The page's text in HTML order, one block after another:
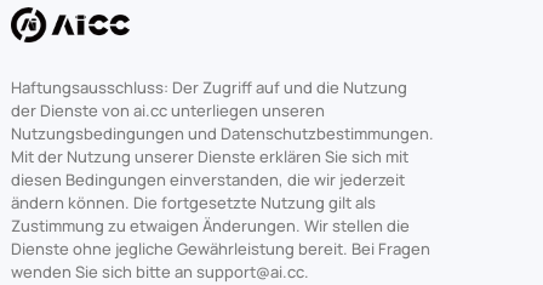
Haftungsausschluss: Der Zugriff auf und die Nutzung
der Dienste von ai.cc unterliegen unseren
Nutzungsbedingungen und Datenschutzbestimmungen.
Mit der Nutzung unserer Dienste erklären Sie sich mit
diesen Bedingungen einverstanden, die wir jederzeit
ändern können. Die fortgesetzte Nutzung gilt als
Zustimmung zu etwaigen Änderungen. Wir stellen die
Dienste ohne jegliche Gewährleistung bereit. Bei Fragen
wenden Sie sich bitte an support@ai.cc.